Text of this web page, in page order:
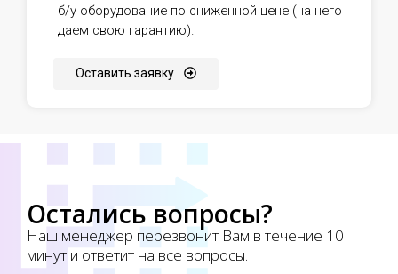
б/у оборудование по сниженной цене (на него
даем свою гарантию).
Оставить заявку
Остались вопросы?
Наш менеджер перезвонит Вам в течение 10
минут и ответит на все вопросы.